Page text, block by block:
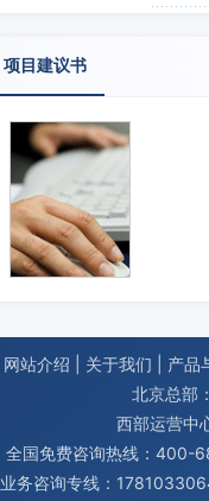
项目建议书
网站介绍 关于我们
产品
北京总部
西部运营中
全国免费咨询热线：400-
业务咨询专线：